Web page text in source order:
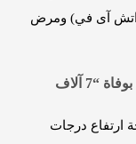
(اتش آى في) ومرض
ارتفاع الحرارة في العالم: توقعات بوفاة “7 آلاف
ارتفاع درجات